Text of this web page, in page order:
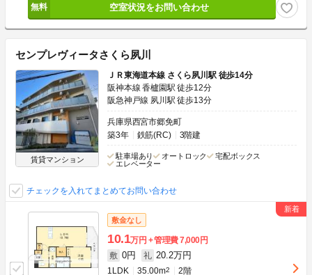
空室状況をお問い合わせ
センプレヴィータさくら夙川
賃貸マンション
ＪＲ東海道本線 さくら夙川駅 徒歩14分
阪神本線 香櫨園駅 徒歩12分
阪急神戸線 夙川駅 徒歩13分
兵庫県西宮市郷免町
築3年
鉄筋(RC) 3階建
駐車場あり オートロック
宅配ボックス
エレベーター
チェックを入れてまとめてお問い合わせ
敷金なし
10.1万円 管理費7,000円
敷 0円 礼 20.2万円
1LDK 35.00m2 2階